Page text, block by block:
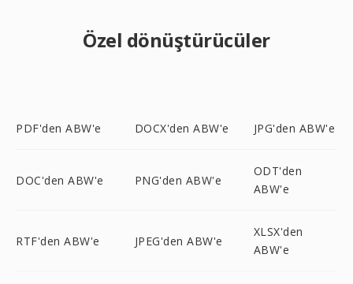
Özel dönüştürücüler
PDF'den ABW'e DOCX'den ABW'e JPG'den ABW'e
DOC'den ABW'e PNG'den ABW'e
ODT'den
ABW'e
RTF'den ABW'e JPEG'den ABW'e
XLSX'den
ABW'e